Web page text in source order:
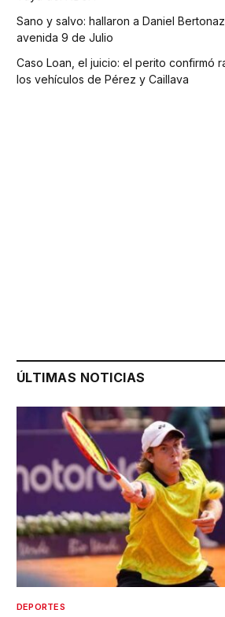
Sano y salvo: hallaron a Daniel
avenida 9 de Julio
Caso Loan, el juicio: el perito confirmó
los vehículos de Pérez y Caillava
ÚLTIMAS NOTICIAS
DEPORTES